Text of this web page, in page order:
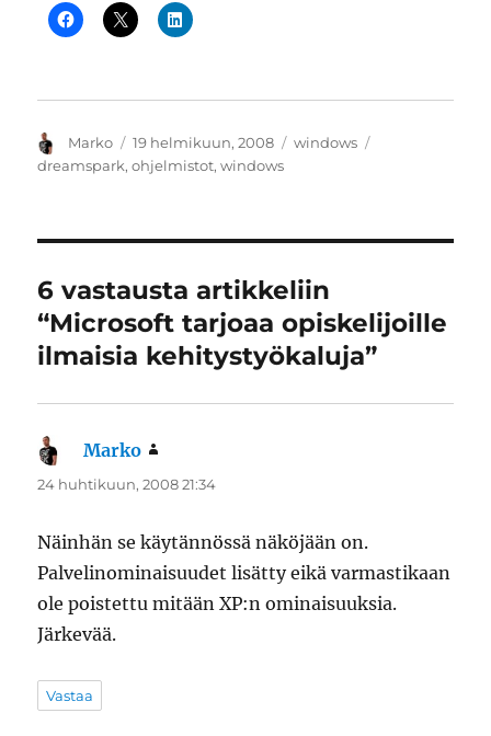
Kirjoittaja
Marko Julkaistu
19 helmikuun, 2008 Kategoriat
windows
dreamspark,ohjelmistot,windows
6 vastausta artikkeliin
“Microsoft tarjoaa opiskelijoille
ilmaisia kehitystyökaluja”
Marko
24 huhtikuun, 2008 21:34
Näinhän se käytännössä näköjään on.
Palvelinominaisuudet lisätty eikä varmastikaan
ole poistettu mitään XP:n ominaisuuksia.
Järkevää.
Vastaa